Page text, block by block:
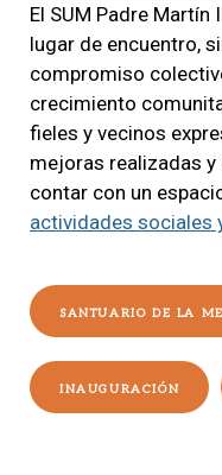
El SUM Padre
lugar de encuentro,
compromiso
crecimiento
fieles y vecinos
mejoras realizadas
contar con un
actividades sociales
SANTUARIO DE LA
INAUGURACIÓN